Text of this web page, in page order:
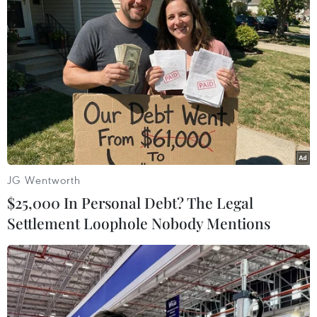
#Giá vàng #SJC #Doji
#Chênh lệch giá vàng
#Tỷ giá trung tâm
#Vàng thế giới
#Vietcombank
TP. Hà Nội
Tp. Hồ Chí Minh
JG Wentworth
$25,000 In Personal Debt? The Legal
Settlement Loophole Nobody Mentions